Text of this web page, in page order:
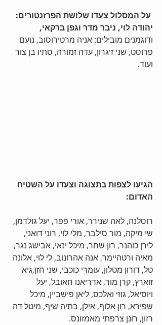
על המסלול צעדו שלושת הפרזנטורים:
יהודה לוי, ניבר מדר וגפן ברקאי,
ודוגמנים מובילים: אניה מרטירוסוב, נועם
פרוסט, שני זיגרון, עדה זמורה, סתיו בן צור
ועוד.
הגיעו לצפות בתצוגה וצעדו על השטיח
האדום:
רוסלנה, לאה שנירר, אורי פפר, יעל גולדמן,
שי מיקה, מור סילבר, מלי לוי, רוני דואני,
לירן כוהנר, רון שחר, מיכל ינאי, אבישג נגר,
מאיה ורטהיימר, אנה אהרונוב, לי לוי, אלונה
טל, דורון מטלון, עומרי כוכבי, שני חזן,גיא
זוארץ, קרן מור, אדריאנו חאובל, יעל
ויוסיאל, גוזי ואלכס, ליאן פישביין, מיכל
שפירא, רון אלוף, אילן, בתיה שיף, מיטל דה
רזון, רונן צרפתי מאמזונס.